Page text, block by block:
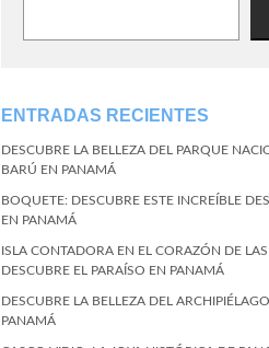
ENTRADAS RECIENTES
DESCUBRE LA BELLEZA DEL PARQUE
BARÚ EN PANAMÁ
BOQUETE: DESCUBRE ESTE INCREÍBLE
EN PANAMÁ
ISLA CONTADORA EN EL CORAZÓN DE LAS
DESCUBRE EL PARAÍSO EN PANAMÁ
DESCUBRE LA BELLEZA DEL
PANAMÁ